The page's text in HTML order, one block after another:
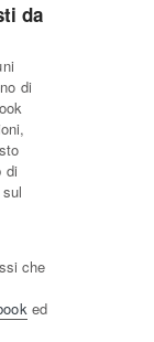
da
di
di
che
ed